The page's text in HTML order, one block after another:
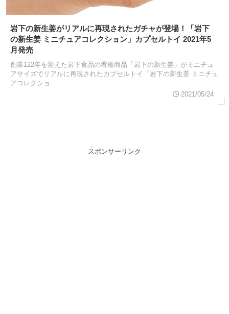
岩下の新生姜がリアルに再現されたガチャが登場！「岩下
の新生姜 ミニチュアコレクション」カプセルトイ 2021年5
月発売
創業122年を迎えた岩下食品の看板商品「岩下の新生姜」がミニチュ
アサイズでリアルに再現されたカプセルトイ「岩下の新生姜 ミニチュ
アコレクショ...
2021/05/24
スポンサーリンク